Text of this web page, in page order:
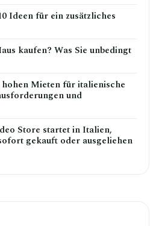
Ideen für ein zusätzliches
kaufen? Was Sie unbedingt
Mieten für italienische
und
Store startet in Italien,
gekauft oder ausgeliehen